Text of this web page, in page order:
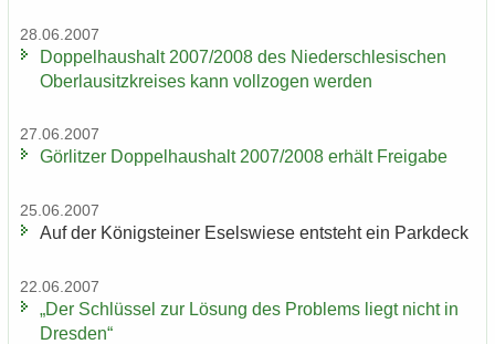
28.06.2007
Dop­pel­haus­halt 2007/2008 des Nie­der­schle­si­schen
Ober­lau­sitz­krei­ses kann voll­zo­gen wer­den
27.06.2007
Gör­lit­zer Dop­pel­haus­halt 2007/2008 er­hält Frei­ga­be
25.06.2007
Auf der Kö­nig­stei­ner Esels­wie­se ent­steht ein Park­deck
22.06.2007
„Der Schlüs­sel zur Lö­sung des Pro­blems liegt nicht in
Dres­den“